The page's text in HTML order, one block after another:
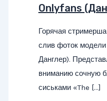
Onlyfans
Горячая
слив фоток
Данглер).
вниманию сочную
сиськами «The […]